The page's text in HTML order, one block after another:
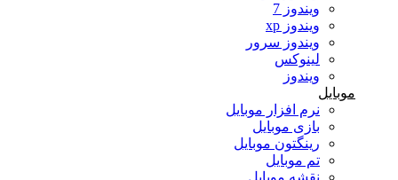
ویندوز 7
ویندوز xp
ویندوز سرور
لینوکس
ویندوز
موبایل
نرم افزار موبایل
بازی موبایل
رینگتون موبایل
تم موبایل
نقشه موبایل